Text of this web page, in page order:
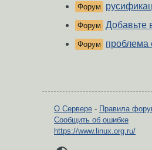
Форум
Форум Добавьте
Форум проблема
О Сервере - Правила
Сообщить об ошибке
https://www.linux.org.ru/